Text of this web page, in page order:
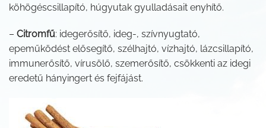
köhögéscsillapító, húgyutak gyulladásait enyhítő.
– Citromfű: idegerősítő, ideg-, szívnyugtató,
epeműködést elősegítő, szélhajtó, vízhajtó, lázcsillapító,
immunerősítő, vírusölő, szemerősítő, csökkenti az idegi
eredetű hányingert és fejfájást.